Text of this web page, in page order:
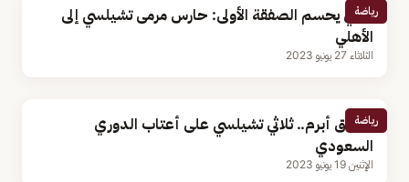
رياضة
الراقي يحسم الصفقة الأولى: حارس مرمى تشيلسي إلى
الأهلي
الثلاثاء 27 يونيو 2023
رياضة
الاتفاق أبرم.. ثلاثي تشيلسي على أعتاب الدوري
السعودي
الإثنين 19 يونيو 2023